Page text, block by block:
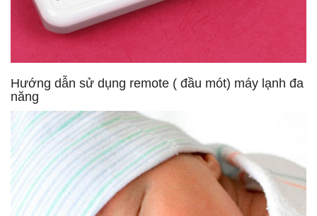
Hướng dẫn sử dụng remote ( đầu mót) máy lạnh đa
năng